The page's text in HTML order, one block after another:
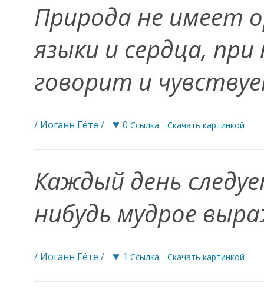
Природа не имеет
языки и сердца,
говорит и
/ Иоганн Гёте / ♥ 0 Ссылка Скачать картинкой
Каждый день
нибудь мудрое
/ Иоганн Гёте / ♥ 1 Ссылка Скачать картинкой